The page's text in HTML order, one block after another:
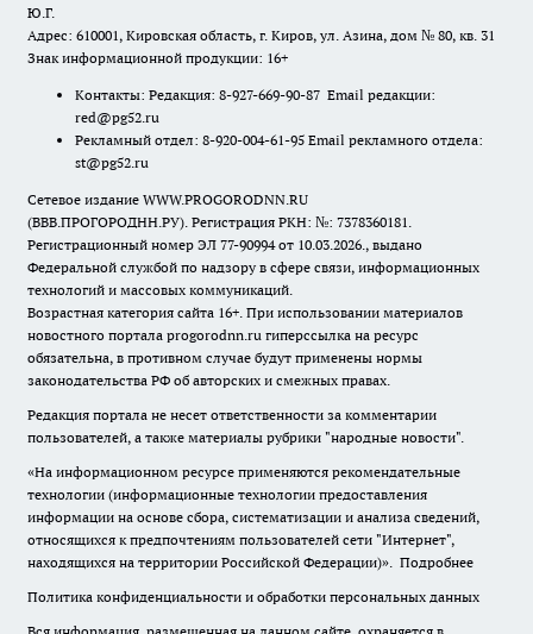
Ю.Г.
Адрес: 610001, Кировская область, г. Киров, ул. Азина, дом № 80, кв. 31
Знак информационной продукции: 16+
Контакты: Редакция: 8-927-669-90-87 Email редакции:
red@pg52.ru
Рекламный отдел: 8-920-004-61-95 Email рекламного отдела:
st@pg52.ru
Сетевое издание WWW.PROGORODNN.RU
(ВВВ.ПРОГОРОДНН.РУ). Регистрация РКН: №: 7378360181.
Регистрационный номер ЭЛ 77-90994 от 10.03.2026., выдано
Федеральной службой по надзору в сфере связи, информационных
технологий и массовых коммуникаций.
Возрастная категория сайта 16+. При использовании материалов
новостного портала progorodnn.ru гиперссылка на ресурс
обязательна, в противном случае будут применены нормы
законодательства РФ об авторских и смежных правах.
Редакция портала не несет ответственности за комментарии
пользователей, а также материалы рубрики "народные новости".
«На информационном ресурсе применяются рекомендательные
технологии (информационные технологии предоставления
информации на основе сбора, систематизации и анализа сведений,
относящихся к предпочтениям пользователей сети "Интернет",
находящихся на территории Российской Федерации)». Подробнее
Политика конфиденциальности и обработки персональных данных